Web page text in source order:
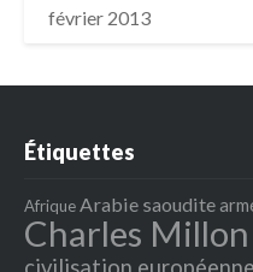
février 2013
Étiquettes
AfriqueArabie saoudite
Charles Millon